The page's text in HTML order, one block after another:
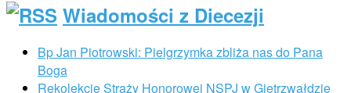
Wiadomości z Diecezji
Bp Jan Piotrowski: Pielgrzymka zbliża nas do Pana
Boga
Rekolekcje Straży Honorowej NSPJ w Gietrzwałdzie